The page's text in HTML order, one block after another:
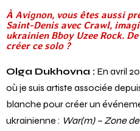
À Avignon, vous êtes aussi
Saint-Denis avec Crawl,
ukrainien Bboy Uzee Rock.
créer ce solo ?
Olga Dukhovna : En avril
où je suis artiste associée
blanche pour créer un
ukrainienne : War(m) – Zone